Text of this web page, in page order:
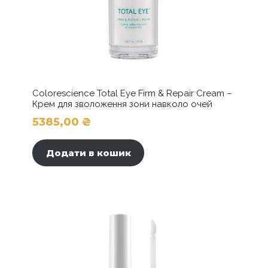
Colorescience Total Eye Firm & Repair Cream –
Крем для зволоження зони навколо очей
5385,00 ₴
Додати в кошик